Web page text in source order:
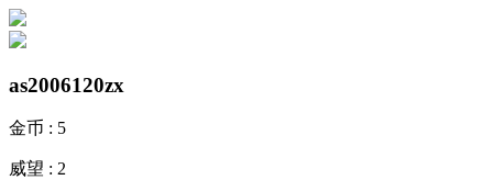
as2006120zx
金币 : 5
威望 : 2